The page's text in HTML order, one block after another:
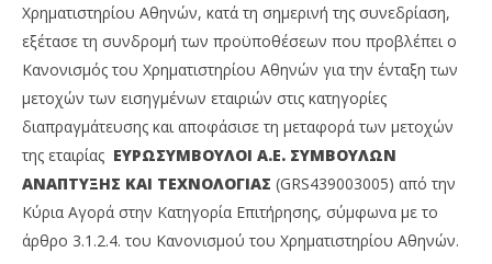
NOW VIEWING
Χρηματιστήριο Αθηνών: Μεταβολή στις
κατηγορίες διαπραγμάτευσης και στη σύνθεση
των δεικτών
Χρηματιστηρίου Αθηνών, κατά τη σημερινή της συνεδρίαση,
εξέτασε τη συνδρομή των προϋποθέσεων που προβλέπει ο
Κανονισμός του Χρηματιστηρίου Αθηνών για την ένταξη των
μετοχών των εισηγμένων εταιριών στις κατηγορίες
διαπραγμάτευσης και αποφάσισε τη μεταφορά των μετοχών
της εταιρίας ΕΥΡΩΣΥΜΒΟΥΛΟΙ Α.Ε. ΣΥΜΒΟΥΛΩΝ
ΑΝΑΠΤΥΞΗΣ ΚΑΙ ΤΕΧΝΟΛΟΓΙΑΣ (GRS439003005) από την
Κύρια Αγορά στην Κατηγορία Επιτήρησης, σύμφωνα με το
άρθρο 3.1.2.4. του Κανονισμού του Χρηματιστηρίου Αθηνών.